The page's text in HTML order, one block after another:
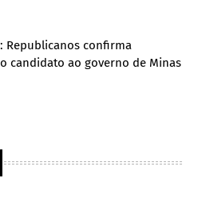
Republicanos confirma
candidato ao governo de Minas